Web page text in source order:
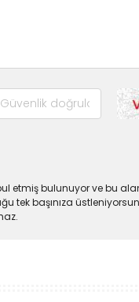
etmiş bulunuyor ve bu
başınıza